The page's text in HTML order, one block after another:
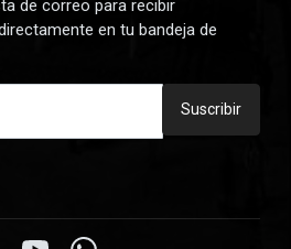
de correo para recibir
en tu bandeja de
Suscribir